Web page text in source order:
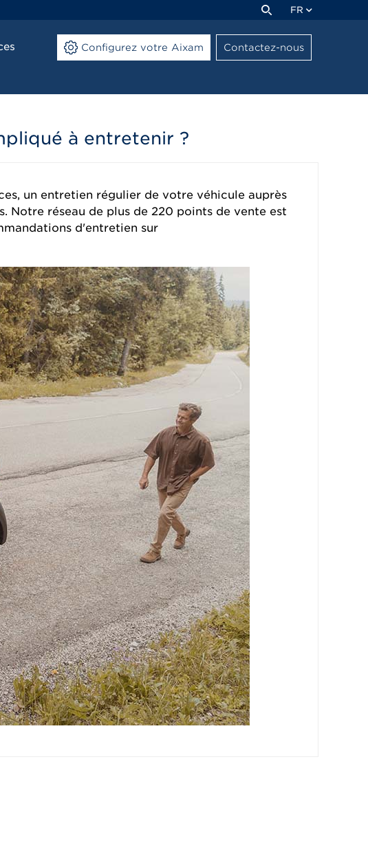
FR
Configurez votre Aixam Contactez-nous
à entretenir ?
un entretien régulier de votre véhicule auprès
Notre réseau de plus de 220 points de vente est
d'entretien sur